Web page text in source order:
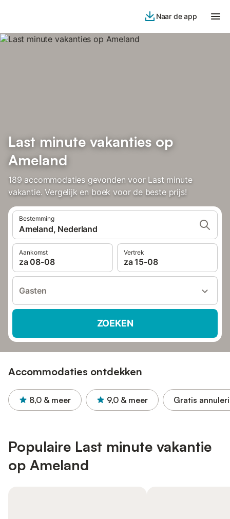
Naar de app
Last minute vakanties op
Ameland
189 accommodaties gevonden voor Last minute
vakantie. Vergelijk en boek voor de beste prijs!
Bestemming
Ameland, Nederland
Aankomst
za 08-08
Vertrek
za 15-08
Gasten
ZOEKEN
Accommodaties ontdekken
8,0 & meer 9,0 & meer Gratis
Populaire Last minute vakantie
op Ameland